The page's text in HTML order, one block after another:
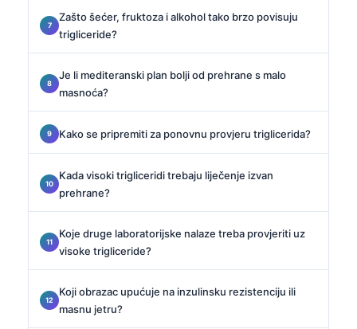
Zašto šećer, fruktoza i alkohol tako brzo povisuju
trigliceride?
Je li mediteranski plan bolji od prehrane s malo
masnoća?
Kako se pripremiti za ponovnu provjeru triglicerida?
Kada visoki trigliceridi trebaju liječenje izvan
prehrane?
Koje druge laboratorijske nalaze treba provjeriti uz
visoke trigliceride?
Koji obrazac upućuje na inzulinsku rezistenciju ili
masnu jetru?